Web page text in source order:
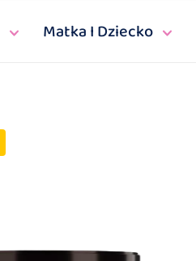
Matka I Dziecko